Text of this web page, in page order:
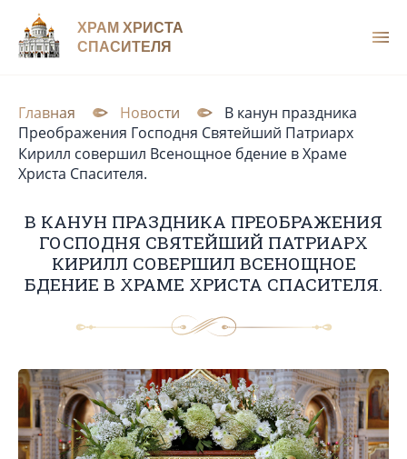
ХРАМ ХРИСТА
СПАСИТЕЛЯ
Главная Новости
В канун праздника
Преображения Господня Святейший Патриарх
Кирилл совершил Всенощное бдение в Храме
Христа Спасителя.
В КАНУН ПРАЗДНИКА ПРЕОБРАЖЕНИЯ
ГОСПОДНЯ СВЯТЕЙШИЙ ПАТРИАРХ
КИРИЛЛ СОВЕРШИЛ ВСЕНОЩНОЕ
БДЕНИЕ В ХРАМЕ ХРИСТА СПАСИТЕЛЯ.